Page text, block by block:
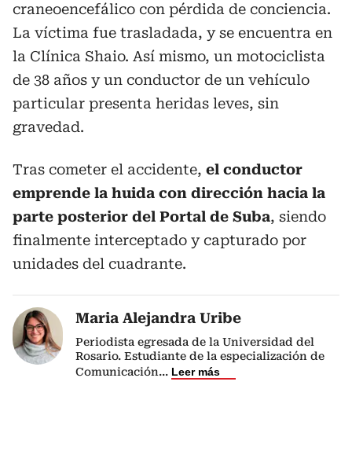
craneoencefálico con pérdida de conciencia.
La víctima fue trasladada, y se encuentra en
la Clínica Shaio. Así mismo, un motociclista
de 38 años y un conductor de un vehículo
particular presenta heridas leves, sin
gravedad.
Tras cometer el accidente, el conductor
emprende la huida con dirección hacia la
parte posterior del Portal de Suba, siendo
finalmente interceptado y capturado por
unidades del cuadrante.
Maria Alejandra Uribe
Periodista egresada de la Universidad del
Rosario. Estudiante de la especialización de
Comunicación... Leer más